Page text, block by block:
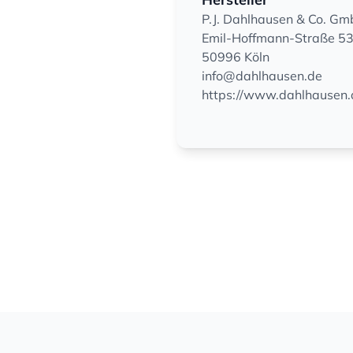
P.J. Dahlhausen & Co.
Emil-Hoffmann-Straße 53
50996 Köln
info@dahlhausen.de
https://